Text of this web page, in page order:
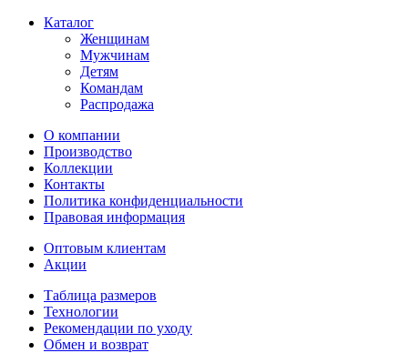
Каталог
Женщинам
Мужчинам
Детям
Командам
Распродажа
О компании
Производство
Коллекции
Контакты
Политика конфиденциальности
Правовая информация
Оптовым клиентам
Акции
Таблица размеров
Технологии
Рекомендации по уходу
Обмен и возврат